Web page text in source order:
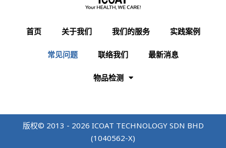
首页 关于我们 我们的服务 实践案例
常见问题 联络我们 最新消息
物品检测
版权© 2013 - 2026 ICOAT TECHNOLOGY SDN BHD
(1040562-X)